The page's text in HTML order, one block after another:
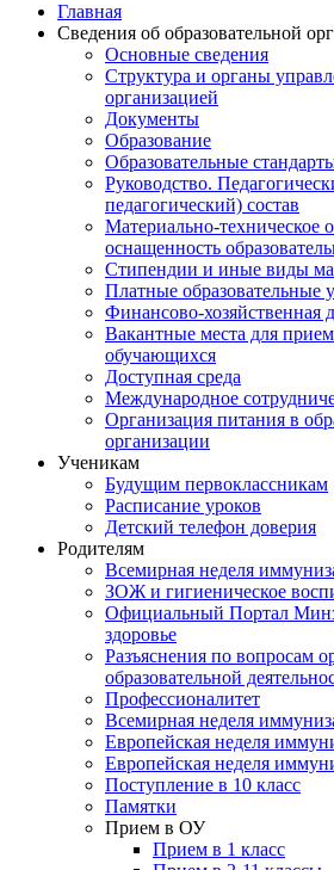
Главная
Сведения об образовательной
Основные сведения
Структура и органы
организацией
Документы
Образование
Образовательные
Руководство.
педагогический) состав
Материально-техническое
оснащенность
Стипендии и иные виды
Платные образовательные
Финансово-хозяйственная
Вакантные места для
обучающихся
Доступная среда
Международное
Организация питания в
организации
Ученикам
Будущим первоклассникам
Расписание уроков
Детский телефон доверия
Родителям
Всемирная неделя
ЗОЖ и гигиеническое
Официальный Портал
здоровье
Разъяснения по вопросам
образовательной
Профессионалитет
Всемирная неделя
Европейская неделя
Европейская неделя
Поступление в 10 класс
Памятки
Прием в ОУ
Прием в 1 класс